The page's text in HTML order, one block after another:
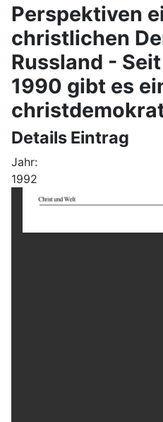
Perspektiven
christlichen
Russland -
1990 gibt es
Details Eintrag
Jahr:
1992